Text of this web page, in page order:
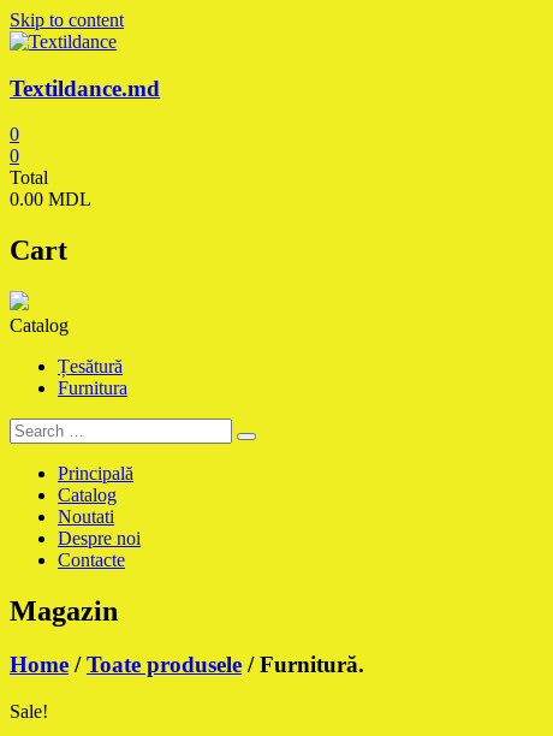
Skip to content
Textildance.md
0
0
Total
0.00 MDL
Cart
Catalog
Țesătură
Furnitura
Principală
Catalog
Noutati
Despre noi
Contacte
Magazin
Home /Toate produsele / Furnitură.
Sale!